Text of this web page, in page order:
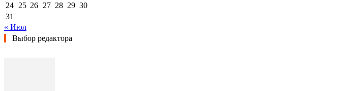
24 25 26 27 28 29 30
31
« Июл
Выбор редактора